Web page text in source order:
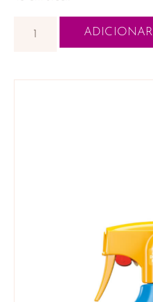
ADICIONAR